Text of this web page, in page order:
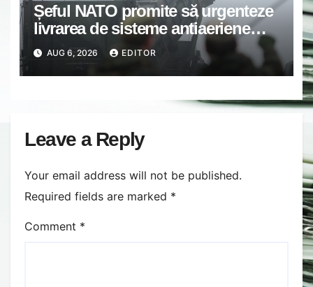
Șeful NATO promite să urgenteze
livrarea de sisteme antiaeriene
pentru Ucraina, în urma atacului
rusesc recent în care, din zeci de
rachete lansate, nu a fost
interceptată niciuna. Zelenski
accelerarea producției de rachete
a Rusiei, țara sa va fi vulnerabilă la
AUG 6, 2026 EDITOR
Leave a Reply
Your email address will not be published.
Required fields are marked *
Comment *